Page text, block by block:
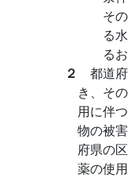
そ
る
る
２ 都道
き、そ
用に伴
物の被
府県の
薬の使